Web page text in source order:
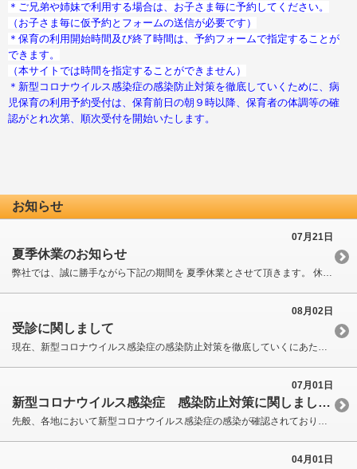
＊ご兄弟や姉妹で利用する場合は、お子さま毎に予約してください。
（お子さま毎に仮予約とフォームの送信が必要です）
＊保育の利用開始時間及び終了時間は、予約フォームで指定することが
できます。
（本サイトでは時間を指定することができません）
＊ 新型コロナウイルス感染症の感染防止対策を徹底していくために、病
児保育の利用予約受付は、保育前日の朝９時以降、保育者の体調等の確
認がとれ次第、順次受付を開始いたします。
お知らせ
07月21日
夏季休業のお知らせ
弊社では、誠に勝手ながら下記の期間を 夏季休業とさせて頂きます。 休業期間中、ご利用中の皆様には何かと ご不便をお掛けいたしますが、 何卒ご了承くださいますようお願い申し上げます。 【休業期間】 2026年8月13日(木) 〜 2026年8月16日(日) ※2026年8月17日(月)から平常通り営業いたします。 8月17日(月)の利用に関するお問い合わせ等は会員専用ホットラインまでご連絡いただきますようお願いいたします。
08月02日
受診に関しまして
現在、新型コロナウイルス感染症の感染防止対策を徹底していくにあたって、保育スタッフによる受診代行の対応が困難となっております。 つきましては事前にクリニック等で受診して、病名の確定診断がされてから、予約手続きをしていただきますようご協力をお願いいたします。 なお、受診結果により病児保育を利用出来る場合の目安は、主に以下の内容となります。 【受診結果により病児保育を利用できる場合の目安】 ①インフルエンザ、溶連菌、RSウイルス、ヒトメタニューモウイルス、アデノウイルス等のウイルスの確定診断がある病気の場合 ②上記①に該当する確定診断はないが、新型コロナウイルス感染症のPCR検査や抗原検査の結果が陰性であることが確認できる場合 事前にクリニック等での受診や検査を実施していただくことで、保育当日の混乱を避け、スムーズな利用につながります。 安心・安全の保育を実施していくために、何卒ご理解とご協力のほどお願い申し上げます。
07月01日
新型コロナウイルス感染症 感染防止対策に関しまして【重要】
先般、各地において新型コロナウイルス感染症の感染が確認されており、今後も予断を許さず、引き続き警戒し感染収束に向けた取組みが求められています。 感染リスクを軽減していくために、現在弊社といたしまして、手洗いや除菌、マスク着用、換気等の感染症対策を講じたうえで、以下の方針にて取組みをしております。 『新型コロナウイルス感染症 感染防止対策の基本方針』 （１）保育者は出勤前に毎回体温を計測。37.5度以上の発熱や呼吸器症状が認められる場合、保育の利用を停止。 （２）保育者及び保育者の同居家族に新型コロナウイルス感染症の感染の疑いがある症状等を事務局にて確認した場合、保育の利用を停止。 （３）概ね過去7日以内に海外から帰国した保育者。もしくは海外から帰国した人と濃厚な接触をした保育者は原則出勤を停止。なお、上記に該当する利用者様の保育の利用を停止。 （４）お子さまや同居するご家族に風邪の症状や37.5度以上の発熱が4日以上続く場合、強いだるさ（倦怠感）や息苦しさ（呼吸困難）がある場合、保育の利用を停止。 （５）お子さまと同居するご家族（12歳以上）に風邪の症状や37.5度以上の発熱がある場合、保育の利用を停止。 （６）お子さまや同居するご家族の方の通園、通学先や勤務先等で新型コロナウイルス感染症の感染発生が疑われている場合、保育の利用を停止。 （７）お子さまや同居するご家族の方の通園、通学先や勤務先等で新型コロナウイルス感染症の感染が確認され、自宅待機等を指示されている場合、保育の利用を停止。 （８）お子さまや同居するご家族の方が、PCR検査を受けて、検査結果が判明するまでの期間、保育の利用を停止。 （９）お子さまや同居するご家族の方が、新型コロナウイルス感染症陽性者の濃厚接触者となった場合、保育の利用を停止。 （１０）お子さまや同居するご家族の方に、新型コロナウイルス感染症の感染が確認された場合、保育の利用を停止。 （１１）その他、感染リスクが高いと考えられる場合、個別に保育を中止するなどの措置を講じる。 方針は今後の新型コロナウイルス感染症の感染の広がり等を見ながら適宜見直しいたします。 安心・安全の保育の実施のために、何卒ご理解とご協力の程お願い申し上げます。
04月01日